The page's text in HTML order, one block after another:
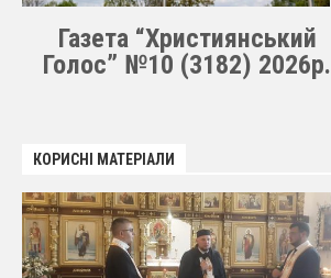
Газета “Християнський
Голос” №10 (3182) 2026р.
КОРИСНІ МАТЕРІАЛИ